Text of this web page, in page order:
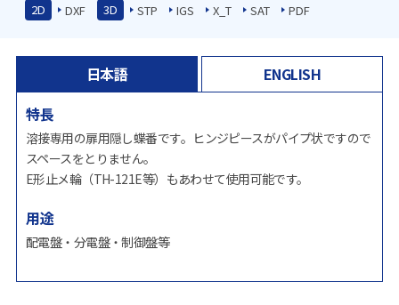
2D DXF 3D STP IGS X_T SAT PDF
日本語
ENGLISH
特長
溶接専用の扉用隠し蝶番です。ヒンジピースがパイプ状ですので
スペースをとりません。
E形止メ輪（TH-121E等）もあわせて使用可能です。
用途
配電盤・分電盤・制御盤等